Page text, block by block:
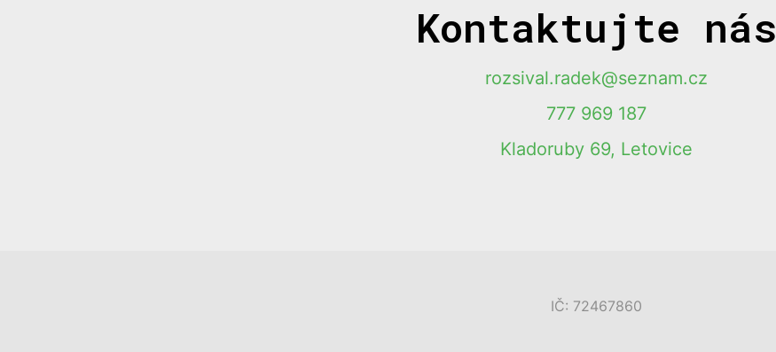
Kontaktujte nás
rozsival.radek@seznam.cz
777 969 187
Kladoruby 69, Letovice
IČ: 72467860